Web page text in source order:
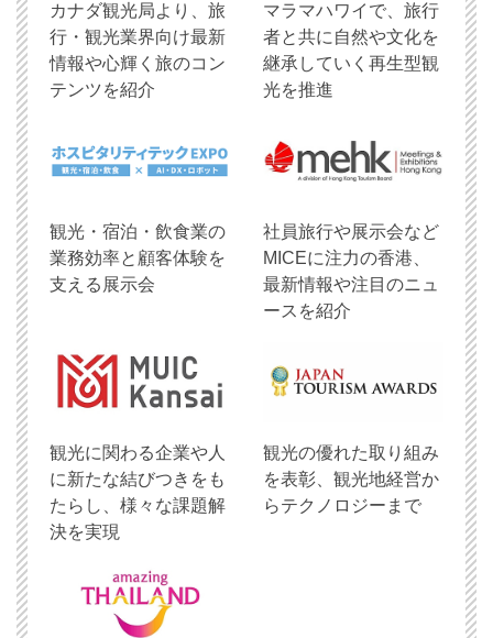
​カナダ観光局より、旅
行・観光業界向け最新
情報や心輝く旅のコン
テンツを紹介
マラマハワイで、旅行
者と共に自然や文化を
継承していく再生型観
光を推進
観光・宿泊・飲食業の
業務効率と顧客体験を
支える展示会
社員旅行や展示会など
MICEに注力の香港、
最新情報や注目のニュ
ースを紹介
観光に関わる企業や人
に新たな結びつきをも
たらし、様々な課題解
決を実現
観光の優れた取り組み
を表彰、観光地経営か
らテクノロジーまで